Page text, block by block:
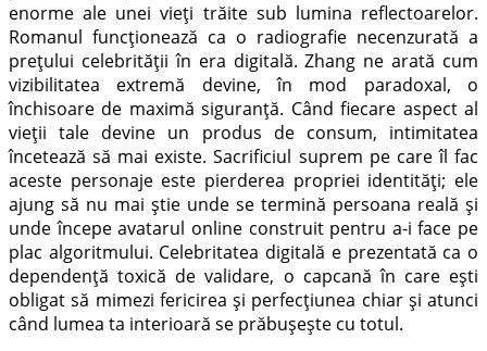
enorme ale unei vieți trăite sub lumina reflectoarelor.
Romanul funcționează ca o radiografie necenzurată a
prețului celebrității în era digitală. Zhang ne arată cum
vizibilitatea extremă devine, în mod paradoxal, o
închisoare de maximă siguranță. Când fiecare aspect al
vieții tale devine un produs de consum, intimitatea
încetează să mai existe. Sacrificiul suprem pe care îl fac
aceste personaje este pierderea propriei identități; ele
ajung să nu mai știe unde se termină persoana reală și
unde începe avatarul online construit pentru a-i face pe
plac algoritmului. Celebritatea digitală e prezentată ca o
dependență toxică de validare, o capcană în care ești
obligat să mimezi fericirea și perfecțiunea chiar și atunci
când lumea ta interioară se prăbușește cu totul.